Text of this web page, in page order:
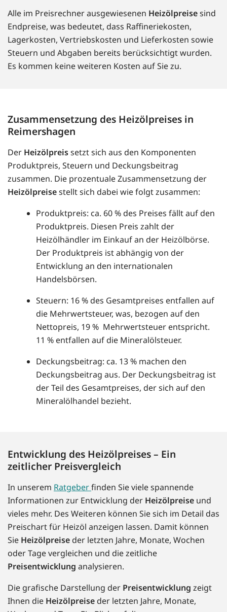
Alle im Preisrechner ausgewiesenen Heizölpreisesind
Endpreise, was bedeutet, dass Raffineriekosten,
Lagerkosten, Vertriebskosten und Lieferkosten sowie
Steuern und Abgaben bereits berücksichtigt wurden.
Es kommen keine weiteren Kosten auf Sie zu.
Zusammensetzung des Heizölpreises in
Reimershagen
Der Heizölpreissetzt sich aus den Komponenten
Produktpreis, Steuern und Deckungsbeitrag
zusammen. Die prozentuale Zusammensetzung der
Heizölpreisestellt sich dabei wie folgt zusammen:
Produktpreis: ca. 60 % des Preises fällt auf den
Produktpreis. Diesen Preis zahlt der
Heizölhändler im Einkauf an der Heizölbörse.
Der Produktpreis ist abhängig von der
Entwicklung an den internationalen
Handelsbörsen.
Steuern: 16 % des Gesamtpreises entfallen auf
die Mehrwertsteuer, was, bezogen auf den
Nettopreis, 19 % Mehrwertsteuer entspricht.
11 % entfallen auf die Mineralölsteuer.
Deckungsbeitrag: ca. 13 % machen den
Deckungsbeitrag aus. Der Deckungsbeitrag ist
der Teil des Gesamtpreises, der sich auf den
Mineralölhandel bezieht.
Entwicklung des Heizölpreises – Ein
zeitlicher Preisvergleich
In unserem Ratgeberfinden Sie viele spannende
Informationen zur Entwicklung der Heizölpreise und
vieles mehr. Des Weiteren können Sie sich im Detail das
Preischart für Heizöl anzeigen lassen. Damit können
Sie Heizölpreise der letzten Jahre, Monate, Wochen
oder Tage vergleichen und die zeitliche
Preisentwicklung analysieren.
Die grafische Darstellung der Preisentwicklung zeigt
Ihnen die Heizölpreise der letzten Jahre, Monate,